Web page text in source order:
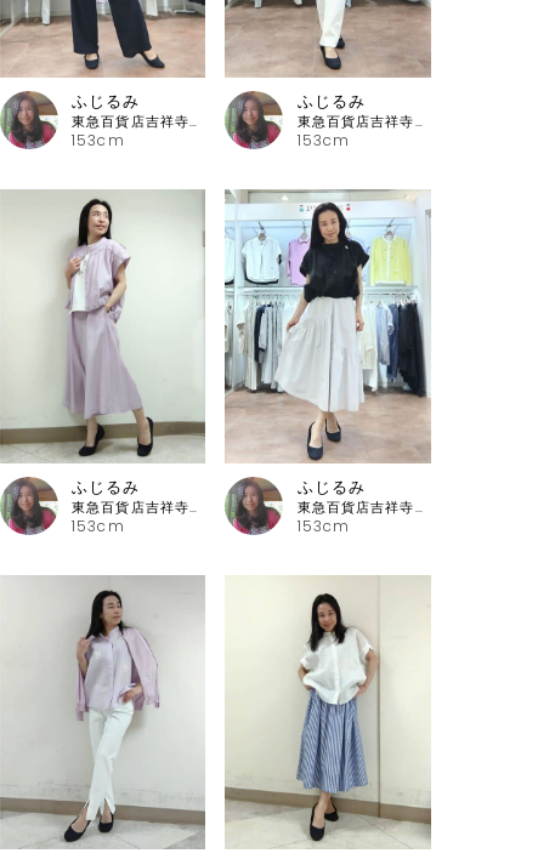
153cm
ふじるみ
東急百貨店吉祥寺店 ピッコーネ
153cm
ふじるみ
東急百貨店吉祥寺店 ピッコーネ
153cm
ふじるみ
東急百貨店吉祥寺店 ピッコーネ
153cm
ふじるみ
東急百貨店吉祥寺店 ピッコーネ